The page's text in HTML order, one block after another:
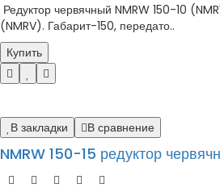
Редуктор червячный NMRW 150-10
(NMRV). Габарит-150, передато..
Купить
В закладки В сравнение
NMRW 150-15 редуктор